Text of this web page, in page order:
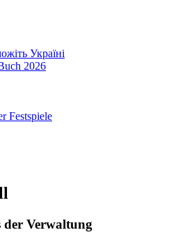
Україні
2026
Festspiele
der Verwaltung